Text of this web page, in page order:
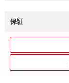
保証